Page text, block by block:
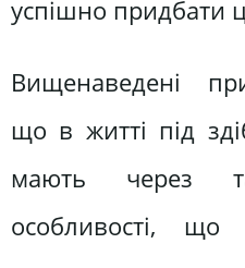
успішно придбати
Вищенаведені
що в житті під
мають через
особливості,